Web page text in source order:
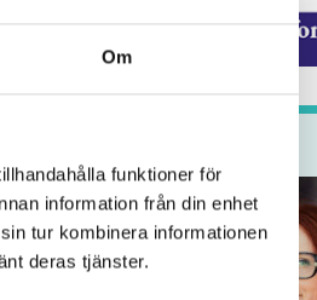
Om
funktioner för
information från din enhet
tur kombinera informationen
deras tjänster.